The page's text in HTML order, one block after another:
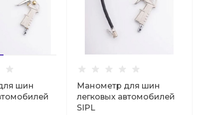
шин
Манометр для шин
легковых автомобилей
SIPL